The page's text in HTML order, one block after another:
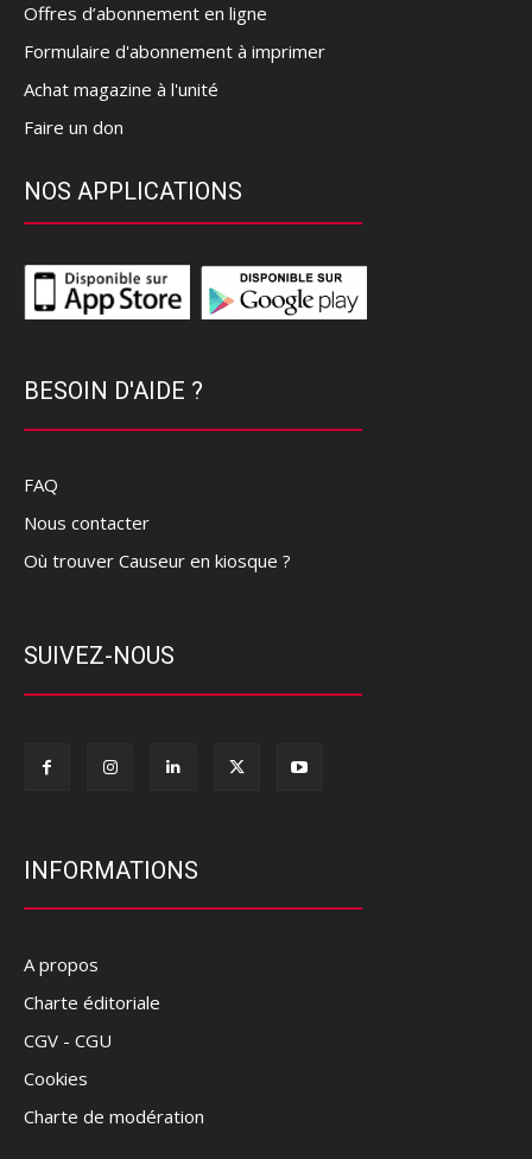
Offres d’abonnement en ligne
Formulaire d'abonnement à imprimer
Achat magazine à l'unité
Faire un don
NOS APPLICATIONS
BESOIN D'AIDE ?
FAQ
Nous contacter
Où trouver Causeur en kiosque ?
SUIVEZ-NOUS
INFORMATIONS
A propos
Charte éditoriale
CGV - CGU
Cookies
Charte de modération